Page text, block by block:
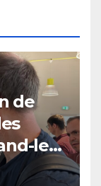
de
les-